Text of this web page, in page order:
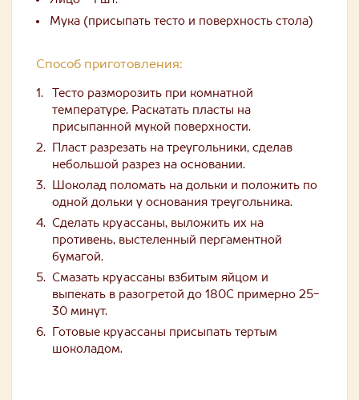
Мука (присыпать тесто и поверхность стола)
Способ приготовления:
Тесто разморозить при комнатной
температуре. Раскатать пласты на
присыпанной мукой поверхности.
Пласт разрезать на треугольники, сделав
небольшой разрез на основании.
Шоколад поломать на дольки и положить по
одной дольки у основания треугольника.
Сделать круассаны, выложить их на
противень, выстеленный пергаментной
бумагой.
Смазать круассаны взбитым яйцом и
выпекать в разогретой до 180С примерно 25-
30 минут.
Готовые круассаны присыпать тертым
шоколадом.